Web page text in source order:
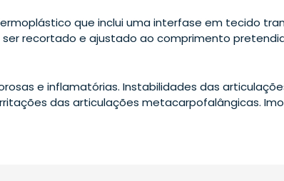
que inclui uma interfase em tecido
recortado e ajustado ao comprimento
e inflamatórias. Instabilidades das
das articulações metacarpofalângicas.